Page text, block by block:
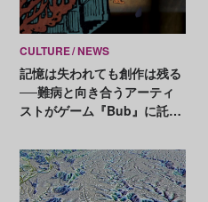
CULTURE NEWS
記憶は失われても創作は残る
──難病と向き合うアーティ
ストがゲーム『Bub』に託し